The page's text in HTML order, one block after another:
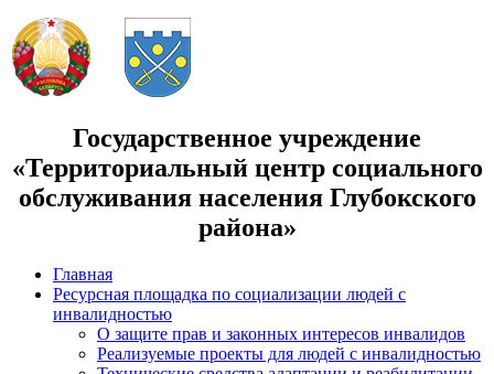
Государственное учреждение
«Территориальный центр социального
обслуживания населения Глубокского
района»
Главная
Ресурсная площадка по социализации людей с
инвалидностью
О защите прав и законных интересов инвалидов
Реализуемые проекты для людей с инвалидностью